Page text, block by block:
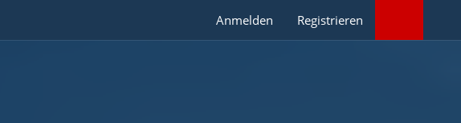
Anmelden Registrieren